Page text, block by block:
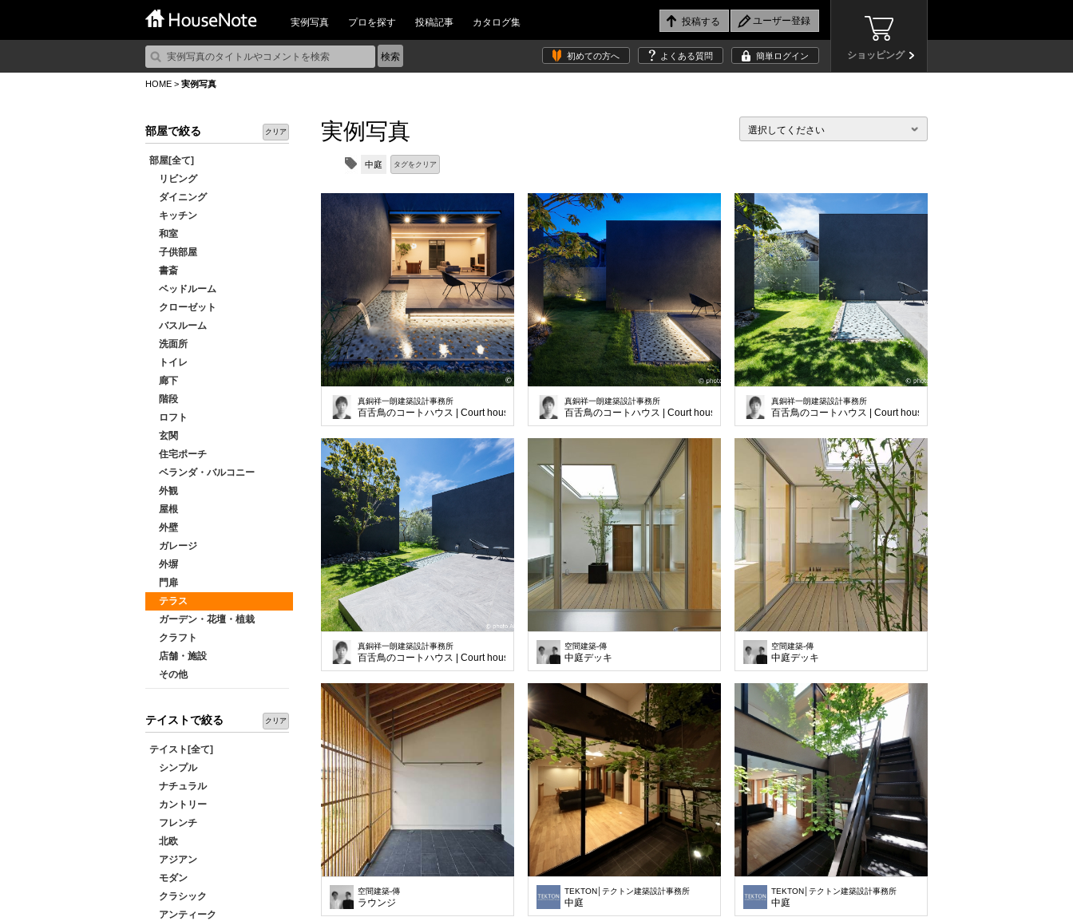
実例写真 プロを探す 投稿記事 カタログ集
ショッピング
初めての方へ よくある質問 簡単ログイン
HOME > 実例写真
部屋で絞る クリア
部屋[全て]
リビング
ダイニング
キッチン
和室
子供部屋
書斎
ベッドルーム
クローゼット
バスルーム
洗面所
トイレ
廊下
階段
ロフト
玄関
住宅ポーチ
ベランダ・バルコニー
外観
屋根
外壁
ガレージ
外塀
門扉
テラス
ガーデン・花壇・植栽
クラフト
店舗・施設
その他
テイストで絞る クリア
テイスト[全て]
シンプル
ナチュラル
カントリー
フレンチ
北欧
アジアン
モダン
クラシック
アンティーク
実例写真
中庭 タグをクリア
選択してください
真銅祥一朗建築設計事務所
百舌鳥のコートハウス | Court house in Mozu
真銅祥一朗建築設計事務所
百舌鳥のコートハウス | Court house in Mozu
真銅祥一朗建築設計事務所
百舌鳥のコートハウス | Court house in Hozu
真銅祥一朗建築設計事務所
百舌鳥のコートハウス | Court house in Hozu
空間建築-傳
中庭デッキ
空間建築-傳
中庭デッキ
空間建築-傳
ラウンジ
TEKTON│テクトン建築設計事務所
中庭
TEKTON│テクトン建築設計事務所
中庭